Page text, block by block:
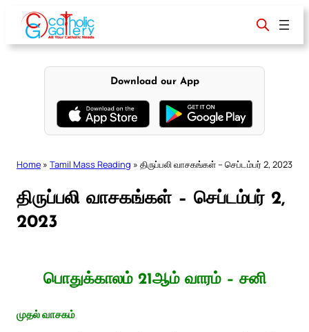
content
Download our App
Home » Tamil Mass Reading » திருப்பலி வாசகங்கள் – செப்டம்பர் 2, 2023
திருப்பலி வாசகங்கள் – செப்டம்பர் 2,
2023
பொதுக்காலம் 21ஆம் வாரம் – சனி
முதல் வாசகம்